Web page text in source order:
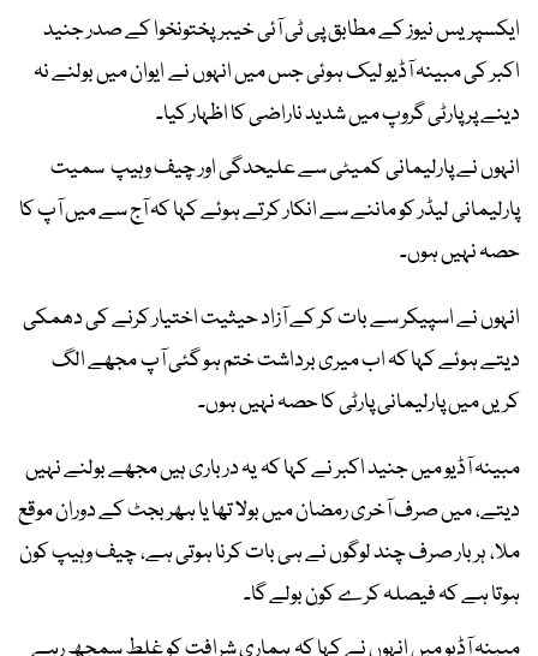
ایکسپریس نیوز کے مطابق پی ٹی آئی خیبرپختونخوا کے صدر جنید
اکبر کی مبینہ آڈیو لیک ہوئی جس میں انہوں نے ‏ایوان میں بولنے نہ
دینے پر پارٹی گروپ میں شدید ناراضی کا اظہار کیا۔
انہوں نے پارلیمانی کمیٹی سے علیحدگی اور چیف وہیپ سمیت
پارلیمانی لیڈر کو ماننے سے انکار کرتے ہوئے کہا کہ آج سے میں آپ کا
حصہ نہیں ہوں۔
انہوں نے ا‏سپیکر سے بات کر کے آزاد حیثیت اختیار کرنے کی دھمکی
دیتے ہوئے کہا کہ اب میری برداشت ختم ہو گئی آپ مجھے الگ
کریں میں پارلیمانی پارٹی کا حصہ نہیں ہوں۔
مبینہ آڈیو میں جنید اکبر نے کہا کہ یہ درباری ہیں مجھے بولنے نہیں
دیتے، میں صرف آخری رمضان میں بولا تھا یا ہھر بجٹ کے دوران موقع
ملا، ہر بار صرف چند لوگوں نے ہی بات کرنا ہوتی ہے، چیف وہیپ کون
ہوتا ہے کہ فیصلہ کرے کون بولے گا۔
مبینہ آڈیو میں انہوں نے کہا کہ ہماری شرافت کو غلط سمجھ رہے